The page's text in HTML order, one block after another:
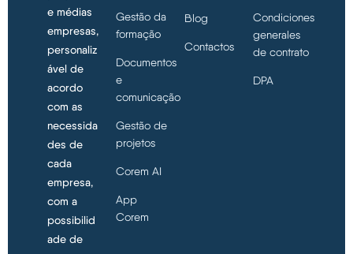
e médias
empresas,
personaliz
ável de
acordo
com as
necessida
des de
cada
empresa,
com a
possibilid
ade de
Gestão da
formação
Documentos
e
comunicação
Gestão de
projetos
Corem AI
App
Corem
Blog
Contactos
Condiciones
generales
de contrato
DPA